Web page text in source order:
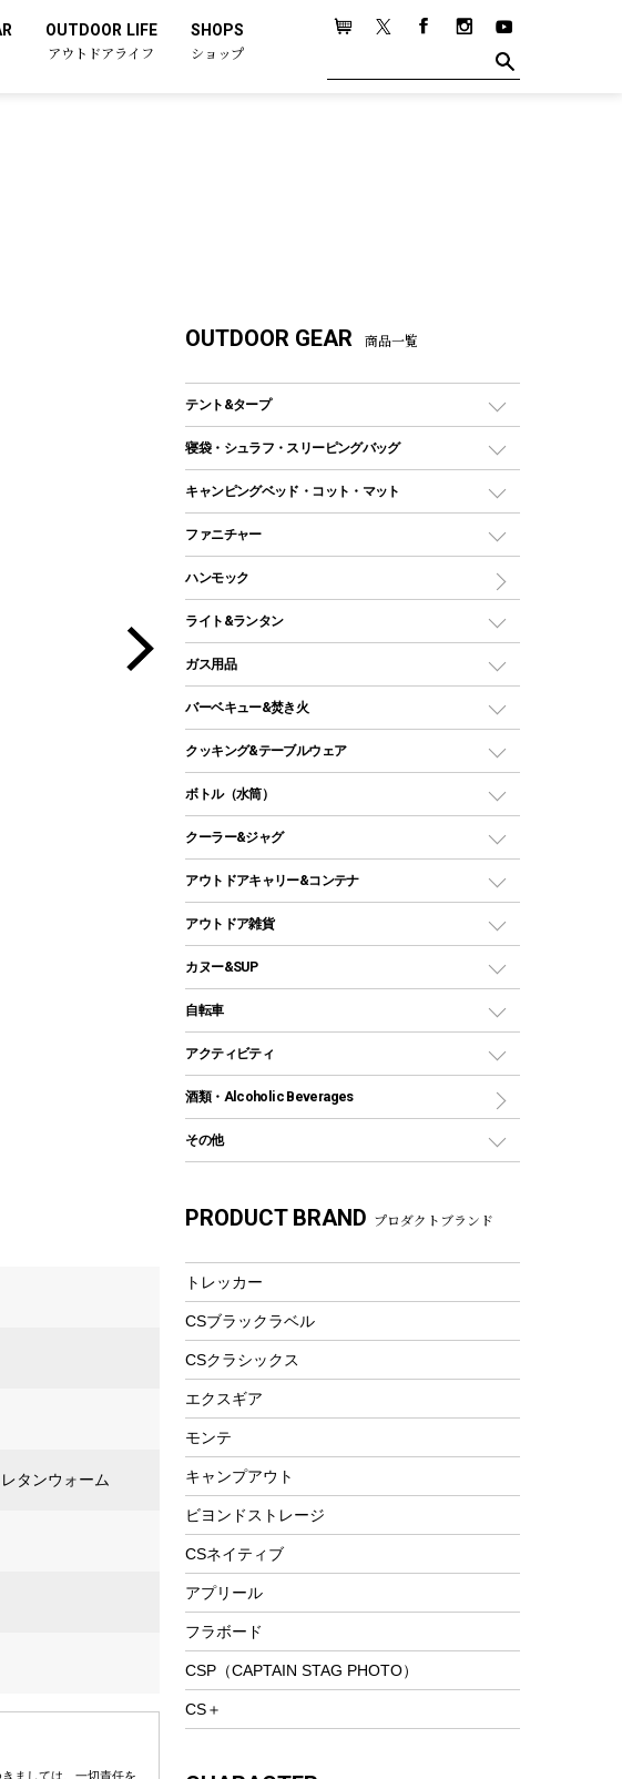
OUTDOOR LIFE
アウトドアライフ
SHOPS
ショップ
タンウォーム
ましては、一切責任を
OUTDOOR GEAR 商品一覧
テント&タープ
テント
ツールームテント
ワンポールテント
シェルターテント
ロッジ型・オリジナルテント
タープ
スクエアタープ（レクタタープ）
メッシュタープ
自立式タープ
パラソル
テントアクセサリー
ペグ
グランドシート
ガイドロープ
ツール
寝袋・シュラフ・スリーピングバッグ
レクタングラー型（封筒型）シュラフ
インナーシュラフ
キャンピングベッド・コット・マット
キャンピングベッド・コット
インフレータブルマット
ファニチャー
アウトドアテーブル
レジャーシート
ハンモック
ライト&ランタン
LEDランタン
ガスランタン
オイルランタン
LEDライト
ヘッドライト
キャンドル
ガス用品
ガスバーナー
ガス缶
ガストーチ、ライター
バーベキュー&焚き火
バーベキューコンロ、グリル
焚き火台タイプ（ロースタイル）グリル
卓上タイプグリル
パーティータイプグリル
鉄板、アミ
焚き火台&ストーブ
火起こし
バーベキューツール
燃料・着火剤・炭
クッキング&テーブルウェア
ダッチオーブン
ホットサンドメーカー
クッカーセット
シェラカップ
クッキングツール
ナイフ
カトラリー
マグカップ、カップ
フードボトル
コーヒー&ミル
トレー
ランチョンマット
ランチボックス
ピクニックセット
ボトル（水筒）
ステンレスボトル
コップ付きタイプ
ワンタッチタイプ
プラスチックボトル
ディズニーボトル
クーラー&ジャグ
クーラーボックス
クーラーバッグ
ウォータージャグ
保冷剤
アウトドアキャリー&コンテナ
アウトドアキャリー
アウトドア雑貨
バックパック&バッグ
リュック、バックパック
トートバッグ、サコッシュ
ショッピングキャリー
その他アウトドア雑貨
レイン
ツール、他
カヌー&SUP
インフレータブル
カヤック
パドル
ヘルメット
アクセサリー
自転車
折りたたみ自転車
スポーツサイクル
シティサイクル
自転車用アクセサリー
自転車ウェア
アクティビティ
マリン
ラッシュガード
テント
フローティングベスト
ヘルメット
エアーポンプ
ウィンター
防寒ウェア
ツール&アクセサリー
トレッキング
トレッキングステッキ
トレッキングアクセサリー
プレイグッズ
ウェルネス
酒類・Alcoholic Beverages
その他
湯たんぽ
PRODUCT BRAND プロダクトブランド
トレッカー
CSブラックラベル
CSクラシックス
エクスギア
モンテ
キャンプアウト
ビヨンドストレージ
CSネイティブ
アプリール
フラボード
CSP（CAPTAIN STAG PHOTO）
CS＋